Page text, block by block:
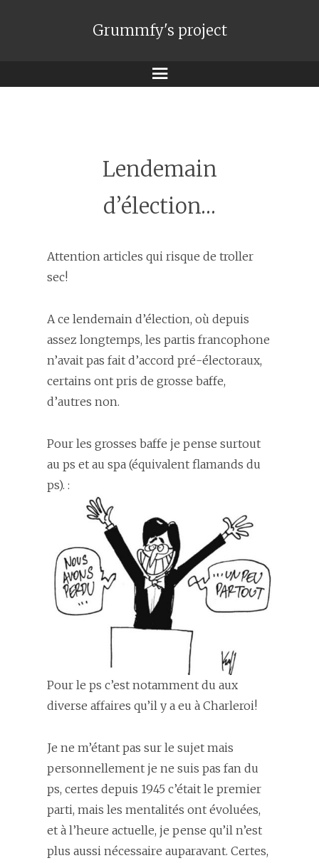
Grummfy's project
Menu
Lendemain
d’élection…
Attention articles qui risque de troller
sec!
A ce lendemain d’élection, où depuis
assez longtemps, les partis francophone
n’avait pas fait d’accord pré-électoraux,
certains ont pris de grosse baffe,
d’autres non.
Pour les grosses baffe je pense surtout
au ps et au spa (équivalent flamands du
ps). :
Pour le ps c’est notamment du aux
diverse affaires qu’il y a eu à Charleroi!
Je ne m’étant pas sur le sujet mais
personnellement je ne suis pas fan du
ps, certes depuis 1945 c’était le premier
parti, mais les mentalités ont évoluées,
et à l’heure actuelle, je pense qu’il n’est
plus aussi nécessaire auparavant. Certes,